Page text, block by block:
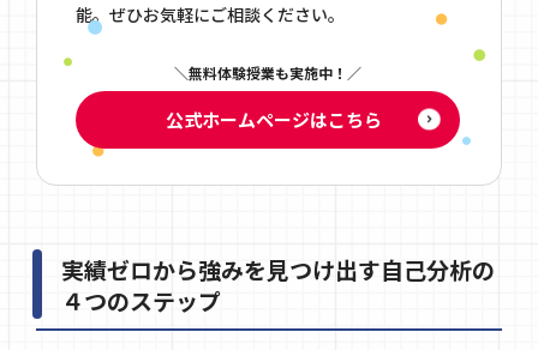
能。ぜひお気軽にご相談ください。
無料体験授業も実施中！
公式ホームページはこちら
実績ゼロから強みを見つけ出す自己分析の
４つのステップ